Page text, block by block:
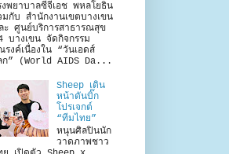
งพยาบาลซีจีเอช พหลโยธิน
มกับ สำนักงานเขตบางเขน
ะ ศูนย์บริการสาธารณสุข
บางเขน จัดกิจกรรม
รงค์เนื่องใน “วันเอดส์
ก” (World AIDS Da...
Sheep เดิน
หน้าดันบิ๊ก
โปรเจกต์
“ทีมไทย”
หนุนศิลปินนัก
วาดภาพชาว